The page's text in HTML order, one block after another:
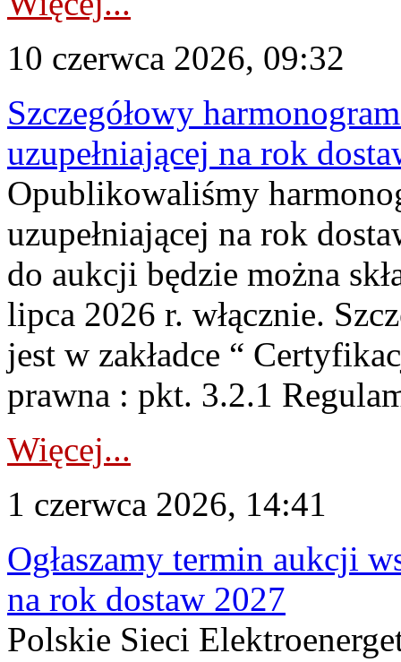
10 czerwca 2026, 09:32
Szczegółowy
uzupełniającej na rok
Opublikowaliśmy
uzupełniającej na rok
do aukcji będzie można
lipca 2026 r. włącznie.
jest w zakładce “
prawna : pkt. 3.2.1
Więcej...
1 czerwca 2026, 14:41
Ogłaszamy termin aukcji
na rok dostaw 2027
Polskie Sieci